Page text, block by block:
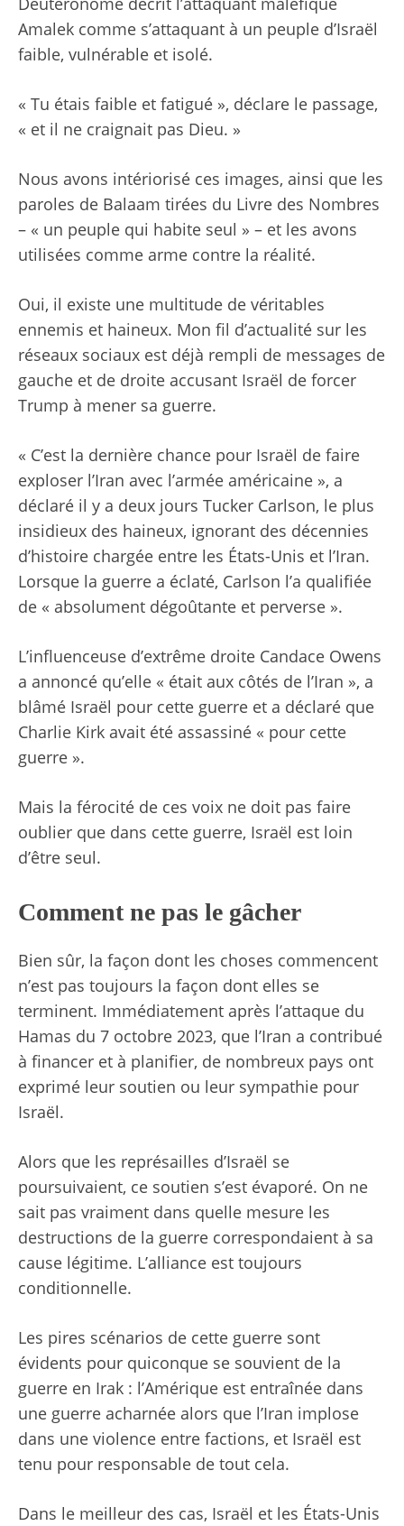
Amalek comme s’attaquant à un peuple d’Israël
faible, vulnérable et isolé.
« Tu étais faible et fatigué », déclare le passage,
« et il ne craignait pas Dieu. »
Nous avons intériorisé ces images, ainsi que les
paroles de Balaam tirées du Livre des Nombres
– « un peuple qui habite seul » – et les avons
utilisées comme arme contre la réalité.
Oui, il existe une multitude de véritables
ennemis et haineux. Mon fil d’actualité sur les
réseaux sociaux est déjà rempli de messages de
gauche et de droite accusant Israël de forcer
Trump à mener sa guerre.
« C’est la dernière chance pour Israël de faire
exploser l’Iran avec l’armée américaine », a
déclaré il y a deux jours Tucker Carlson, le plus
insidieux des haineux, ignorant des décennies
d’histoire chargée entre les États-Unis et l’Iran.
Lorsque la guerre a éclaté, Carlson l’a qualifiée
de « absolument dégoûtante et perverse ».
L’influenceuse d’extrême droite Candace Owens
a annoncé qu’elle « était aux côtés de l’Iran », a
blâmé Israël pour cette guerre et a déclaré que
Charlie Kirk avait été assassiné « pour cette
guerre ».
Mais la férocité de ces voix ne doit pas faire
oublier que dans cette guerre, Israël est loin
d’être seul.
Comment ne pas le gâcher
Bien sûr, la façon dont les choses commencent
n’est pas toujours la façon dont elles se
terminent. Immédiatement après l’attaque du
Hamas du 7 octobre 2023, que l’Iran a contribué
à financer et à planifier, de nombreux pays ont
exprimé leur soutien ou leur sympathie pour
Israël.
Alors que les représailles d’Israël se
poursuivaient, ce soutien s’est évaporé. On ne
sait pas vraiment dans quelle mesure les
destructions de la guerre correspondaient à sa
cause légitime. L’alliance est toujours
conditionnelle.
Les pires scénarios de cette guerre sont
évidents pour quiconque se souvient de la
guerre en Irak : l’Amérique est entraînée dans
une guerre acharnée alors que l’Iran implose
dans une violence entre factions, et Israël est
tenu pour responsable de tout cela.
Dans le meilleur des cas, Israël et les États-Unis